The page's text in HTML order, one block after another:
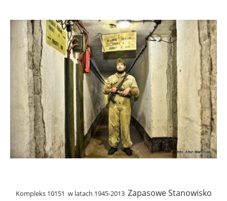
Kompleks 10151 w latach 1945-2013 Zapasowe Stanowisko